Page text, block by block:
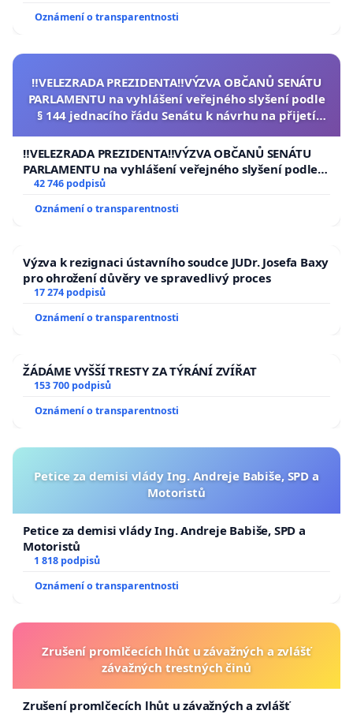
Oznámení o transparentnosti
‼️VELEZRADA PREZIDENTA‼️VÝZVA OBČANŮ SENÁTU
PARLAMENTU na vyhlášení veřejného slyšení podle
§ 144 jednacího řádu Senátu k návrhu na přijetí
republiky
‼️VELEZRADA PREZIDENTA‼️VÝZVA OBČANŮ SENÁTU
PARLAMENTU na vyhlášení veřejného slyšení podle §
144 jednacího řádu Senátu k návrhu na přijetí
usnesení k podání ústavní žaloby na prezidenta
republiky
42 746 podpisů
Oznámení o transparentnosti
Výzva k rezignaci ústavního soudce JUDr. Josefa Baxy
pro ohrožení důvěry ve spravedlivý proces
17 274 podpisů
Oznámení o transparentnosti
ŽÁDÁME VYŠŠÍ TRESTY ZA TÝRÁNÍ ZVÍŘAT
153 700 podpisů
Oznámení o transparentnosti
Petice za demisi vlády Ing. Andreje Babiše, SPD a
Motoristů
Petice za demisi vlády Ing. Andreje Babiše, SPD a
Motoristů
1 818 podpisů
Oznámení o transparentnosti
Zrušení promlčecích lhůt u závažných a zvlášť
závažných trestných činů
Zrušení promlčecích lhůt u závažných a zvlášť